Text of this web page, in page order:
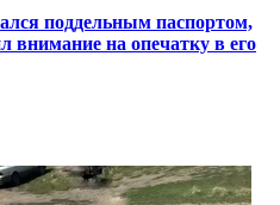
поддельным паспортом,
внимание на опечатку в его